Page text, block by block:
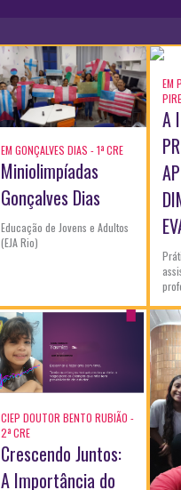
EM GONÇALVES DIAS - 1ª CRE
Miniolimpíadas
Gonçalves Dias
Educação de Jovens e Adultos
(EJA Rio)
EM
A
CIEP DOUTOR BENTO RUBIÃO -
2ª CRE
Crescendo Juntos:
A Importância do